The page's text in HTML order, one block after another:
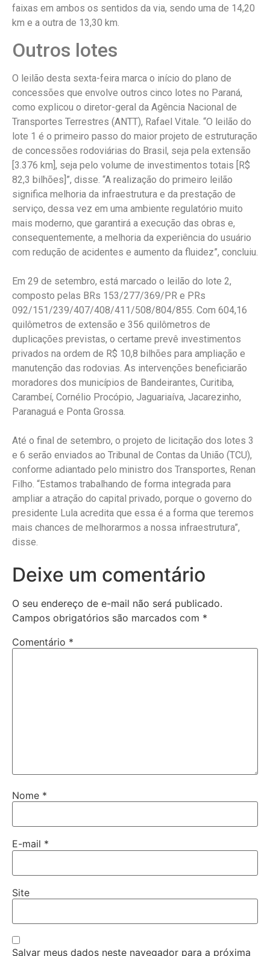
faixas em ambos os sentidos da via, sendo uma de 14,20
km e a outra de 13,30 km.
Outros lotes
O leilão desta sexta-feira marca o início do plano de
concessões que envolve outros cinco lotes no Paraná,
como explicou o diretor-geral da Agência Nacional de
Transportes Terrestres (ANTT), Rafael Vitale. “O leilão do
lote 1 é o primeiro passo do maior projeto de estruturação
de concessões rodoviárias do Brasil, seja pela extensão
[3.376 km], seja pelo volume de investimentos totais [R$
82,3 bilhões]”, disse. “A realização do primeiro leilão
significa melhoria da infraestrutura e da prestação de
serviço, dessa vez em uma ambiente regulatório muito
mais moderno, que garantirá a execução das obras e,
consequentemente, a melhoria da experiência do usuário
com redução de acidentes e aumento da fluidez”, concluiu.
Em 29 de setembro, está marcado o leilão do lote 2,
composto pelas BRs 153/277/369/PR e PRs
092/151/239/407/408/411/508/804/855. Com 604,16
quilômetros de extensão e 356 quilômetros de
duplicações previstas, o certame prevê investimentos
privados na ordem de R$ 10,8 bilhões para ampliação e
manutenção das rodovias. As intervenções beneficiarão
moradores dos municípios de Bandeirantes, Curitiba,
Carambeí, Cornélio Procópio, Jaguariaíva, Jacarezinho,
Paranaguá e Ponta Grossa.
Até o final de setembro, o projeto de licitação dos lotes 3
e 6 serão enviados ao Tribunal de Contas da União (TCU),
conforme adiantado pelo ministro dos Transportes, Renan
Filho. “Estamos trabalhando de forma integrada para
ampliar a atração do capital privado, porque o governo do
presidente Lula acredita que essa é a forma que teremos
mais chances de melhorarmos a nossa infraestrutura”,
disse.
Deixe um comentário
O seu endereço de e-mail não será publicado.
Campos obrigatórios são marcados com *
Comentário *
Nome *
E-mail *
Site
Salvar meus dados neste navegador para a próxima